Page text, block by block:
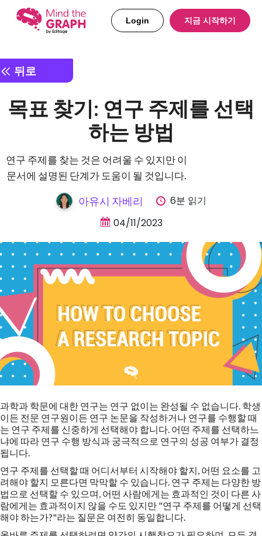
Login 지금 시작하기
뒤로
목표 찾기: 연구 주제를 선택
하는 방법
연구 주제를 찾는 것은 어려울 수 있지만 이
문서에 설명된 단계가 도움이 될 것입니다.
아유시 자베리
6분 읽기
04/11/2023
과학과 학문에 대한 연구는 연구 없이는 완성될 수 없습니다. 학생
이든 전문 연구원이든 연구 논문을 작성하거나 연구를 수행할 때
는 연구 주제를 신중하게 선택해야 합니다. 어떤 주제를 선택하느
냐에 따라 연구 수행 방식과 궁극적으로 연구의 성공 여부가 결정
됩니다.
연구 주제를 선택할 때 어디서부터 시작해야 할지, 어떤 요소를 고
려해야 할지 모른다면 막막할 수 있습니다. 연구 주제는 다양한 방
법으로 선택할 수 있으며, 어떤 사람에게는 효과적인 것이 다른 사
람에게는 효과적이지 않을 수도 있지만 "연구 주제를 어떻게 선택
해야 하는가?"라는 질문은 여전히 동일합니다.